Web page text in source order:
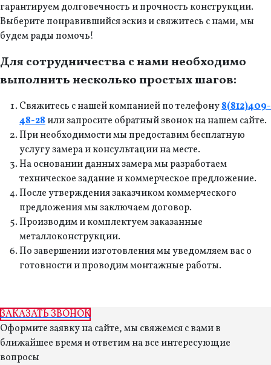
гарантируем долговечность и прочность конструкции.
Выберите понравившийся эскиз и свяжитесь с нами, мы
будем рады помочь!
Для сотрудничества с нами необходимо
выполнить несколько простых шагов:
Свяжитесь с нашей компанией по телефону8(812)409-
48-28или запросите обратный звонок на нашем сайте.
При необходимости мы предоставим бесплатную
услугу замера и консультации на месте.
На основании данных замера мы разработаем
техническое задание и коммерческое предложение.
После утверждения заказчиком коммерческого
предложения мы заключаем договор.
Производим и комплектуем заказанные
металлоконструкции.
По завершении изготовления мы уведомляем вас о
готовности и проводим монтажные работы.
ЗАКАЗАТЬ ЗВОНОК
Оформите заявку на сайте, мы свяжемся с вами в
ближайшее время и ответим на все интересующие
вопросы